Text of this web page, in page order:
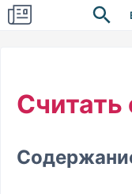
Считать